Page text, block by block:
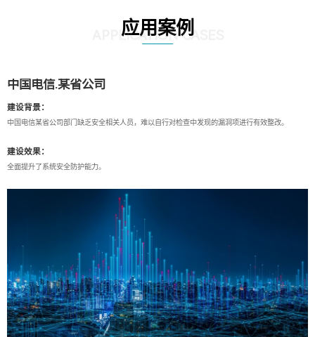
应用案例
APPLICATION CASES
中国电信.某省公司
建设背景：
中国电信某省公司部门缺乏安全相关人员，难以自行对检查中发现的漏洞项进行有效整改。
建设效果：
全面提升了系统安全防护能力。